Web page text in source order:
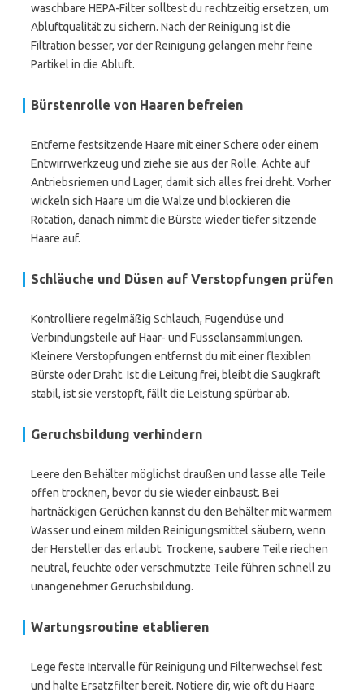
waschbare HEPA-Filter solltest du rechtzeitig ersetzen, um
Abluftqualität zu sichern. Nach der Reinigung ist die
Filtration besser, vor der Reinigung gelangen mehr feine
Partikel in die Abluft.
Bürstenrolle von Haaren befreien
Entferne festsitzende Haare mit einer Schere oder einem
Entwirrwerkzeug und ziehe sie aus der Rolle. Achte auf
Antriebsriemen und Lager, damit sich alles frei dreht. Vorher
wickeln sich Haare um die Walze und blockieren die
Rotation, danach nimmt die Bürste wieder tiefer sitzende
Haare auf.
Schläuche und Düsen auf Verstopfungen prüfen
Kontrolliere regelmäßig Schlauch, Fugendüse und
Verbindungsteile auf Haar- und Fusselansammlungen.
Kleinere Verstopfungen entfernst du mit einer flexiblen
Bürste oder Draht. Ist die Leitung frei, bleibt die Saugkraft
stabil, ist sie verstopft, fällt die Leistung spürbar ab.
Geruchsbildung verhindern
Leere den Behälter möglichst draußen und lasse alle Teile
offen trocknen, bevor du sie wieder einbaust. Bei
hartnäckigen Gerüchen kannst du den Behälter mit warmem
Wasser und einem milden Reinigungsmittel säubern, wenn
der Hersteller das erlaubt. Trockene, saubere Teile riechen
neutral, feuchte oder verschmutzte Teile führen schnell zu
unangenehmer Geruchsbildung.
Wartungsroutine etablieren
Lege feste Intervalle für Reinigung und Filterwechsel fest
und halte Ersatzfilter bereit. Notiere dir, wie oft du Haare